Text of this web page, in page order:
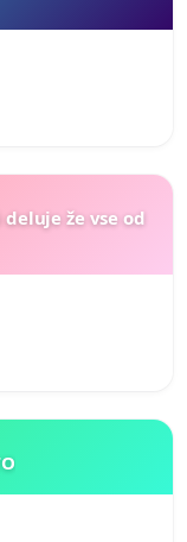
že vse od